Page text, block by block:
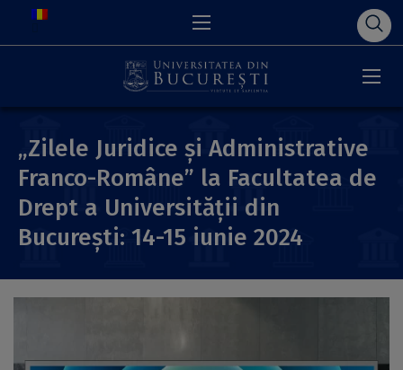
„Zilele Juridice și Administrative
Franco-Române” la Facultatea de
Drept a Universității din
București: 14-15 iunie 2024